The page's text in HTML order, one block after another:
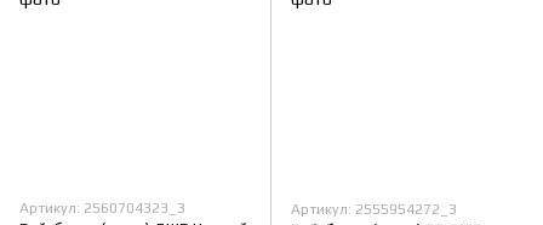
Артикул: 2560704323_3 Артикул: 2555954272_3